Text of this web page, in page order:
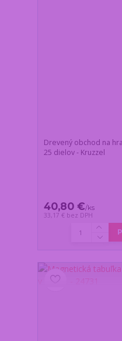
Drevený obchod na
25 dielov - Kruzzel
40,80 €/ks
33,17 € bez DPH